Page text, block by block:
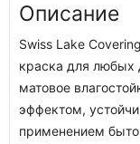
Описание
Swiss Lake
краска для любых
матовое
эффектом,
применением